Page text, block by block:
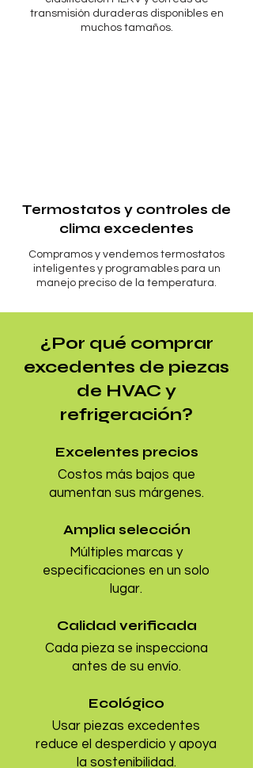
transmisión duraderas disponibles en
muchos tamaños.
Termostatos y controles de
clima excedentes
Compramos y vendemos termostatos
inteligentes y programables para un
manejo preciso de la temperatura.
¿Por qué comprar
excedentes de piezas
de HVAC y
refrigeración?
Excelentes precios
Costos más bajos que
aumentan sus márgenes.
Amplia selección
Múltiples marcas y
especificaciones en un solo
lugar.
Calidad verificada
Cada pieza se inspecciona
antes de su envío.
Ecológico
Usar piezas excedentes
reduce el desperdicio y apoya
la sostenibilidad.